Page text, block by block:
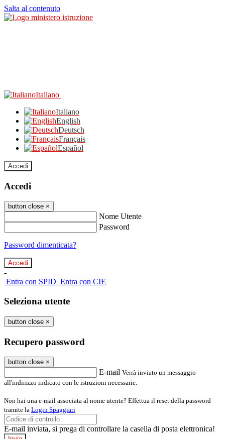
Salta al contenuto
Italiano
Italiano
English
Deutsch
Français
Español
Accedi
Accedi
button close ×
Nome Utente
Password
Password dimenticata?
-
Entra con SPID Entra con CIE
Seleziona utente
button close ×
Recupero password
button close ×
E-mail Verrà inviato un messaggio
all'indirizzo indicato con le istruzioni necessarie.
Non hai una e-mail associata al nome utente? Effettua il reset della password
tramite la Login Spaggiari
E-mail inviata, si prega di controllare la casella di posta elettronica!